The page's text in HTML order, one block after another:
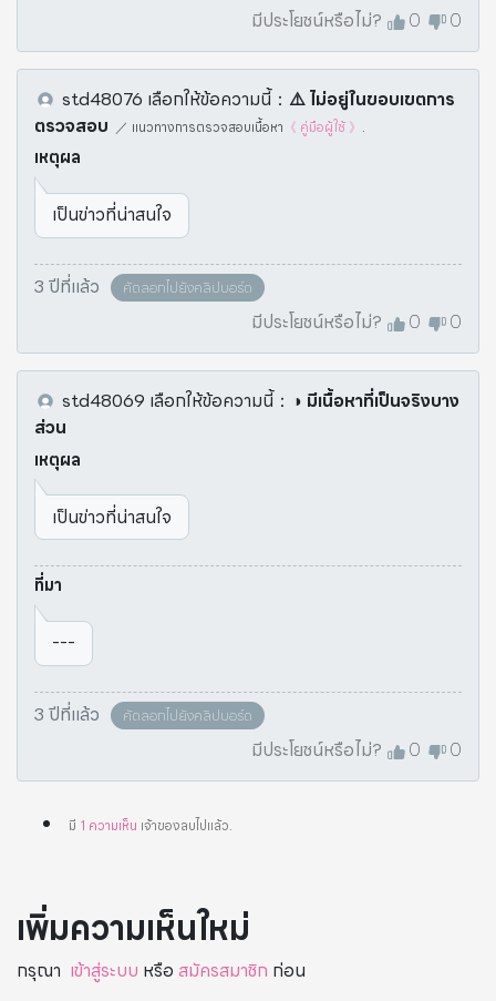
มีประโยชน์หรือไม่? 0 0
std48076 เลือกให้ข้อความนี้： ⚠️️ ไม่อยู่ในขอบเขตการ
ตรวจสอบ ／ แนวทางการตรวจสอบเนื้อหา 《 คู่มือผู้ใช้ 》 .
เหตุผล
เป็นข่าวที่น่าสนใจ
3 ปีที่แล้ว คัดลอกไปยังคลิปบอร์ด
มีประโยชน์หรือไม่? 0 0
std48069 เลือกให้ข้อความนี้： ◑ มีเนื้อหาที่เป็นจริงบาง
ส่วน
เหตุผล
เป็นข่าวที่น่าสนใจ
ที่มา
---
3 ปีที่แล้ว คัดลอกไปยังคลิปบอร์ด
มีประโยชน์หรือไม่? 0 0
มี 1 ความเห็น เจ้าของลบไปแล้ว.
เพิ่มความเห็นใหม่
กรุณา เข้าสู่ระบบ หรือ สมัครสมาชิก ก่อน